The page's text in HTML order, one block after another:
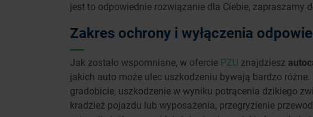
jest to odpowiednie rozwiązanie dla Ciebie, zapraszamy
Zakres ochrony i wyłączenia
Jak zostało wspomniane, w ofercie PZU znajdziesz
jakich auto może ulec uszkodzeniu bywają bardzo różne.
gradobicie, uszkodzenie w wyniku potrącenia dzikiego
kradzież pojazdu lub wyposażenia, przegryzienie